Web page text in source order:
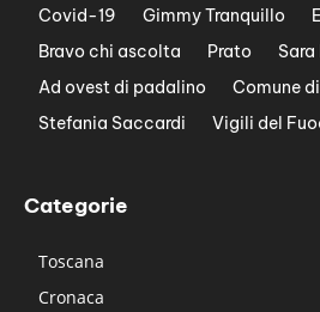
Covid-19
Gimmy Tranquillo
Bravo chi ascolta
Prato Sara
Ad ovest di padalino
Comune
Stefania Saccardi
Vigili del
Categorie
Toscana
Cronaca